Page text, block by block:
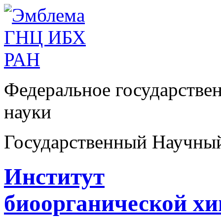
Федеральное
науки
Государственный
Институт
биоорганической